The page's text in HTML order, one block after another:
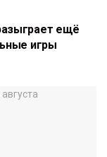
ещё
игры